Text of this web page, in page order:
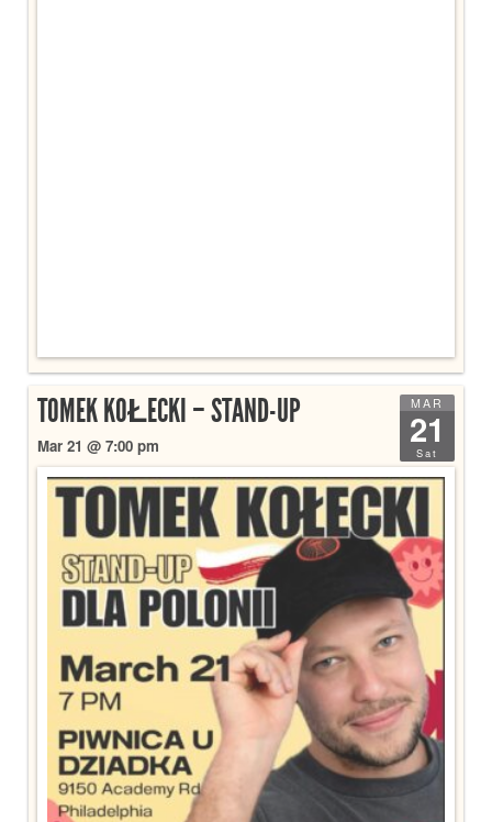
MAR
21
Sat
TOMEK KOŁECKI – STAND-UP
Mar 21 @ 7:00 pm